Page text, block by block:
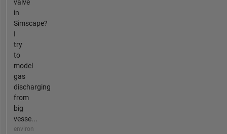
valve
in
Simscape?
I
try
to
model
gas
discharging
from
big
vesse...
environ